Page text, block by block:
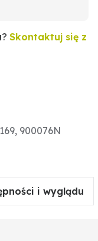
Skontaktuj się z
900076N
i wyglądu